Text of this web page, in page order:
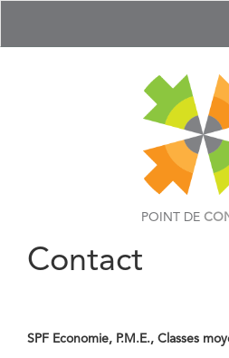
POINT DE
Contact
SPF Economie, P.M.E., Classes